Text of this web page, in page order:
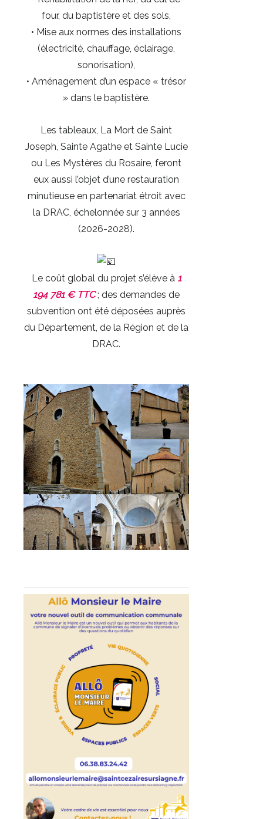
four, du baptistère et des sols,
• Mise aux normes des installations
(électricité, chauffage, éclairage,
sonorisation),
• Aménagement d’un espace « trésor
» dans le baptistère.
Les tableaux, La Mort de Saint
Joseph, Sainte Agathe et Sainte Lucie
ou Les Mystères du Rosaire, feront
eux aussi l’objet d’une restauration
minutieuse en partenariat étroit avec
la DRAC, échelonnée sur 3 années
(2026-2028).
Le coût global du projet s’élève à 1
194 781 € TTC; des demandes de
subvention ont été déposées auprès
du Département, de la Région et de la
DRAC.